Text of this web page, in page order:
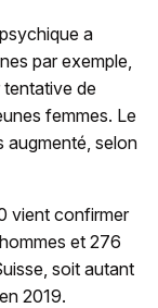
a
par exemple,
de
femmes. Le
augmenté, selon
vient confirmer
et 276
soit autant
2019.